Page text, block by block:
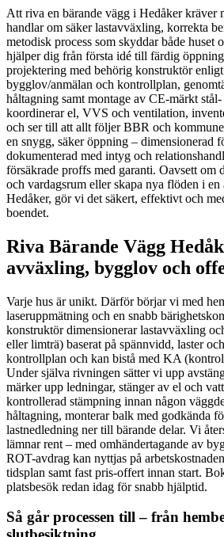
Att riva en bärande vägg i Hedåker kräver
handlar om säker lastavväxling, korrekta
metodisk process som skyddar både huset
hjälper dig från första idé till färdig
projektering med behörig konstruktör
bygglov/anmälan och kontrollplan,
håltagning samt montage av CE-märkt
koordinerar el, VVS och ventilation,
och ser till att allt följer BBR och
en snygg, säker öppning – dimensionerad
dokumenterad med intyg och
försäkrade proffs med garanti. Oavsett
och vardagsrum eller skapa nya flöden i
Hedåker, gör vi det säkert, effektivt och
boendet.
Riva Bärande Vägg
avväxling, bygglov och
Varje hus är unikt. Därför börjar vi med
laseruppmätning och en snabb
konstruktör dimensionerar lastavväxling
eller limträ) baserat på spännvidd, laster
kontrollplan och kan bistå med KA
Under själva rivningen sätter vi upp
märker upp ledningar, stänger av el och
kontrollerad stämpning innan någon
håltagning, monterar balk med godkända
lastnedledning ner till bärande delar. Vi
lämnar rent – med omhändertagande av
ROT-avdrag kan nyttjas på
tidsplan samt fast pris-offert innan start.
platsbesök redan idag för snabb hjälptid.
Så går processen till – från